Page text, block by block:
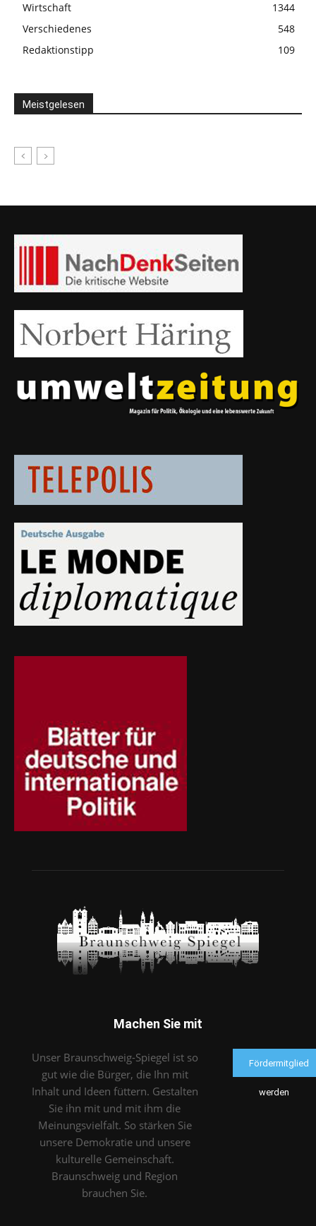
Wirtschaft
1344
Verschiedenes
548
Redaktionstipp
109
Meistgelesen
Machen Sie mit
Unser Braunschweig-Spiegel ist so
gut wie die Bürger, die Ihn mit
Inhalt und Ideen füttern. Gestalten
Sie ihn mit und mit ihm die
Meinungsvielfalt. So stärken Sie
unsere Demokratie und unsere
kulturelle Gemeinschaft.
Braunschweig und Region
brauchen Sie.
Fördermitglied
werden